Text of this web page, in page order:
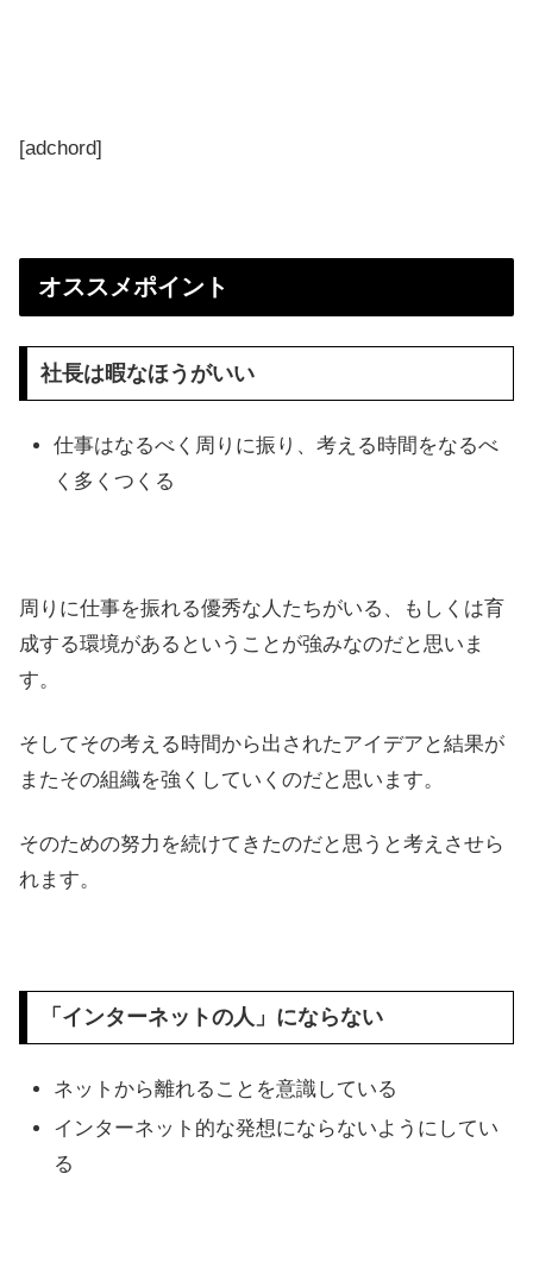
[adchord]
オススメポイント
社長は暇なほうがいい
仕事はなるべく周りに振り、考える時間をなるべ
く多くつくる
周りに仕事を振れる優秀な人たちがいる、もしくは育
成する環境があるということが強みなのだと思いま
す。
そしてその考える時間から出されたアイデアと結果が
またその組織を強くしていくのだと思います。
そのための努力を続けてきたのだと思うと考えさせら
れます。
「インターネットの人」にならない
ネットから離れることを意識している
インターネット的な発想にならないようにしてい
る